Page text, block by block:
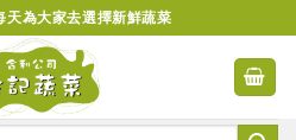
天為大家去選擇新鮮蔬菜